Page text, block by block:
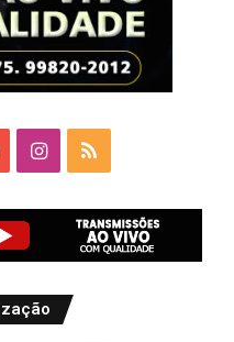
Instagram
RSS